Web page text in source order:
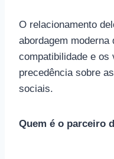
O relacionamento
abordagem moderna
compatibilidade e os
precedência sobre
sociais.
Quem é o parceiro